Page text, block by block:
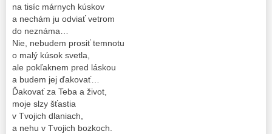
na tisíc márnych kúskov
a nechám ju odviať vetrom
do neznáma…
Nie, nebudem prosiť temnotu
o malý kúsok svetla,
ale pokľaknem pred láskou
a budem jej ďakovať…
Ďakovať za Teba a život,
moje slzy šťastia
v Tvojich dlaniach,
a nehu v Tvojich bozkoch.